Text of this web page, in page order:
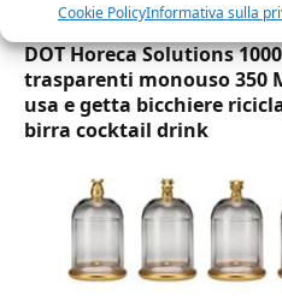
Cookie PolicyInformativa sulla
DOT Horeca Solutions
trasparenti monouso 350
usa e getta bicchiere
birra cocktail drink